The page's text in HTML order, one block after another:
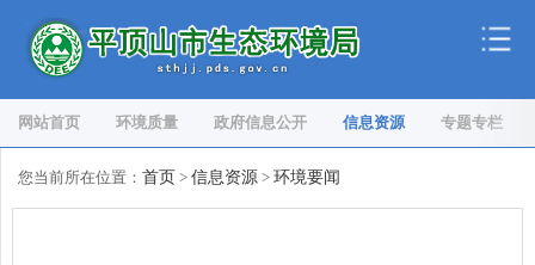
网站首页 环境质量 政府信息公开 信息资源 专题专栏
您当前所在位置： 首页 > 信息资源 > 环境要闻